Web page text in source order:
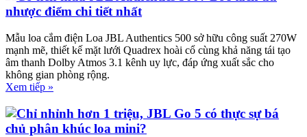
nhược điểm chi tiết nhất
Mẫu loa cắm điện Loa JBL Authentics 500 sở hữu công suất 270W
mạnh mẽ, thiết kế mặt lưới Quadrex hoài cổ cùng khả năng tái tạo
âm thanh Dolby Atmos 3.1 kênh uy lực, đáp ứng xuất sắc cho
không gian phòng rộng.
Xem tiếp »
Chỉ nhỉnh hơn 1 triệu, JBL Go 5 có thực sự bá
chủ phân khúc loa mini?